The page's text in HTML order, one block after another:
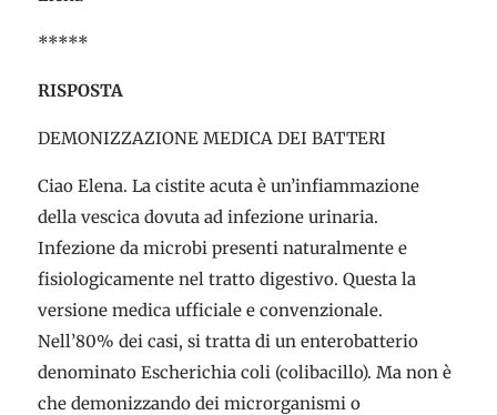
*****
RISPOSTA
DEMONIZZAZIONE MEDICA DEI BATTERI
Ciao Elena. La cistite acuta è un’infiammazione
della vescica dovuta ad infezione urinaria.
Infezione da microbi presenti naturalmente e
fisiologicamente nel tratto digestivo. Questa la
versione medica ufficiale e convenzionale.
Nell’80% dei casi, si tratta di un enterobatterio
denominato Escherichia coli (colibacillo). Ma non è
che demonizzando dei microrganismi o